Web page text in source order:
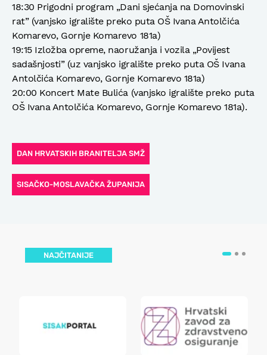
18:30 Prigodni program „Dani sjećanja na Domovinski
rat” (vanjsko igralište preko puta OŠ Ivana Antolčića
Komarevo, Gornje Komarevo 181a)
19:15 Izložba opreme, naoružanja i vozila „Povijest
sadašnjosti” (uz vanjsko igralište preko puta OŠ Ivana
Antolčića Komarevo, Gornje Komarevo 181a)
20:00 Koncert Mate Bulića (vanjsko igralište preko puta
OŠ Ivana Antolčića Komarevo, Gornje Komarevo 181a).
DAN HRVATSKIH BRANITELJA SMŽ
SISAČKO-MOSLAVAČKA ŽUPANIJA
NAJČITANIJE